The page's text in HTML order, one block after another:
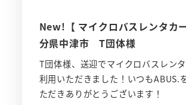
New!【 マイクロバスレンタ
分県中津市 T団体様
T団体様、送迎でマイクロバスレン
利用いただきました！いつもABUS.
ただきありがとうございます！